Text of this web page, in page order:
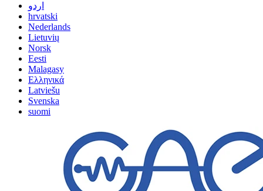
اردو
hrvatski
Nederlands
Lietuvių
Norsk
Eesti
Malagasy
Ελληνικά
Latviešu
Svenska
suomi